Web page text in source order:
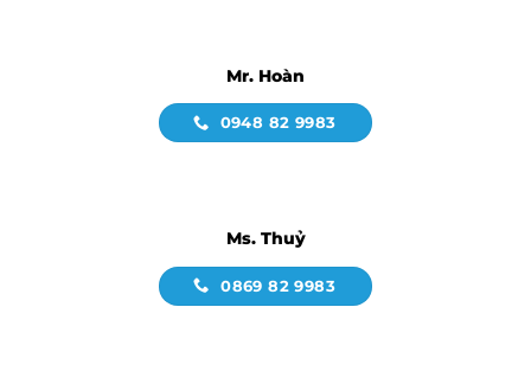
Mr. Hoàn
0948 82 9983
Ms. Thuỷ
0869 82 9983